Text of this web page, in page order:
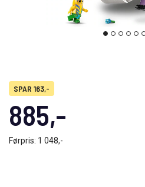
SPAR 163,-
885,-
Førpris: 1 048,-